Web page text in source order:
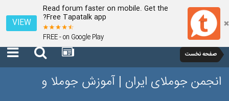
Read forum faster on mobile. Get the
Free Tapatalk app?
FREE - on Google Play
VIEW
صفحه نخست
انجمن جوملای ایران | آموزش جوملا و